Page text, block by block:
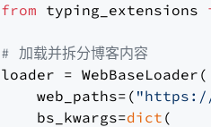
from typing_extensions
# 加载并拆分博客内容
loader = WebBaseLoader(
    web_paths=(
"https://
    bs_kwargs=
dict (